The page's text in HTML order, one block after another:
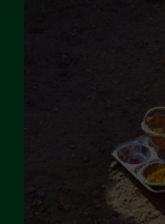
Aprile 2022
Marzo 2022